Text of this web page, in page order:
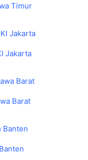
Timur
Jakarta
Barat